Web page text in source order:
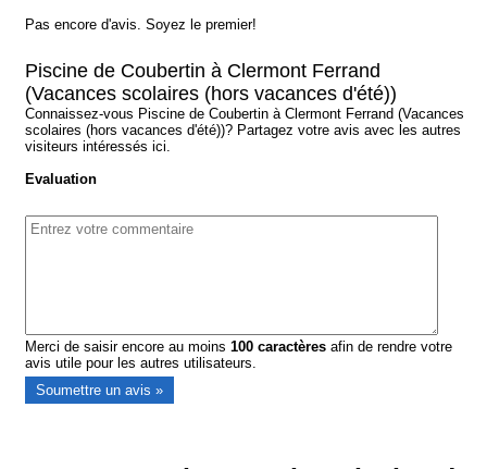
Pas encore d'avis. Soyez le premier!
Piscine de Coubertin à Clermont Ferrand
(Vacances scolaires (hors vacances d'été))
Connaissez-vous Piscine de Coubertin à Clermont Ferrand (Vacances
scolaires (hors vacances d'été))? Partagez votre avis avec les autres
visiteurs intéressés ici.
Evaluation
Merci de saisir encore au moins100 caractères afin de rendre votre
avis utile pour les autres utilisateurs.